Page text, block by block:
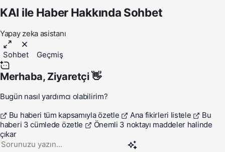
KAI ile Haber Hakkında Sohbet
Yapay zeka asistanı
Sohbet Geçmiş
Merhaba, Ziyaretçi👋
Bugün nasıl yardımcı olabilirim?
Bu haberi tüm kapsamıyla özetle
Ana fikirleri listele
Bu
haberi 3 cümlede özetle
Önemli 3 noktayı maddeler halinde
çıkar